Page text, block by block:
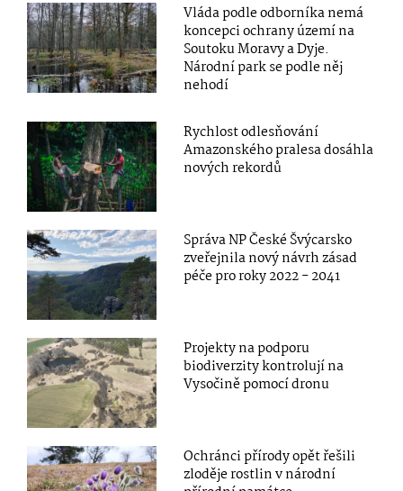
Vláda podle odborníka nemá
koncepci ochrany území na
Soutoku Moravy a Dyje.
Národní park se podle něj
nehodí
Rychlost odlesňování
Amazonského pralesa dosáhla
nových rekordů
Správa NP České Švýcarsko
zveřejnila nový návrh zásad
péče pro roky 2022 - 2041
Projekty na podporu
biodiverzity kontrolují na
Vysočině pomocí dronu
Ochránci přírody opět řešili
zloděje rostlin v národní